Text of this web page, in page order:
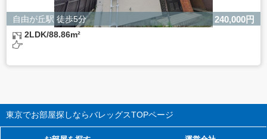
自由が丘駅 徒歩5分 240,000円
2LDK/88.86m²
東京でお部屋探しならバレッグスTOPページ